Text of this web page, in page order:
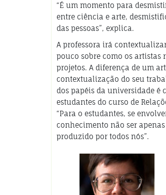
“É um momento para
entre ciência e arte,
das pessoas”, explica.
A professora irá
pouco sobre como os artistas
projetos. A diferença de um
contextualização do seu
dos papéis da universidade é
estudantes do curso de
“Para o estudantes, se
conhecimento não ser
produzido por todos nós”.